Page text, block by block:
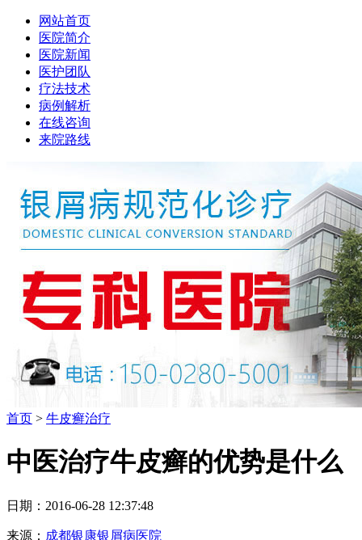
网站首页
医院简介
医院新闻
医护团队
疗法技术
病例解析
在线咨询
来院路线
首页 > 牛皮癣治疗
中医治疗牛皮癣的优势是什么
日期：2016-06-28 12:37:48
来源： 成都银康银屑病医院